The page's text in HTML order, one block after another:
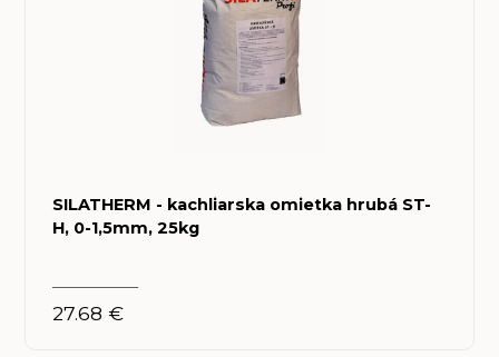
SILATHERM - kachliarska omietka hrubá ST-
H, 0-1,5mm, 25kg
27.68 €